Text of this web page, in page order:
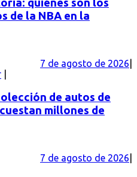
quiénes son los
de la NBA en la
7 de agosto de 2026
de autos de
millones de
7 de agosto de 2026